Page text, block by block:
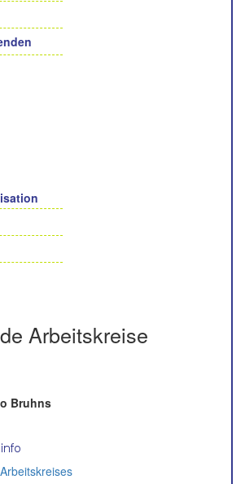
Arbeitskreise
Bruhns